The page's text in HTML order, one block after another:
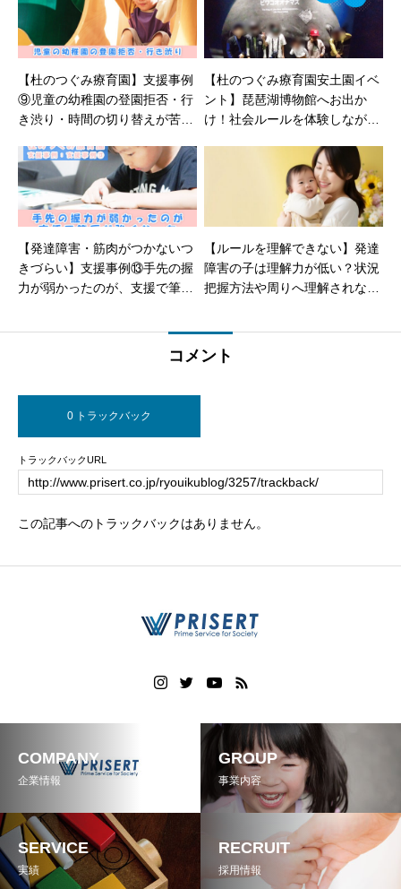
【杜のつぐみ療育園】支援事例
⑨児童の幼稚園の登園拒否・行
き渋り・時間の切り替えが苦手
発達障害・放課後等デイサービ
ス】
【杜のつぐみ療育園安土園イベ
ント】琵琶湖博物館へお出か
け！社会ルールを体験しながら
【発達障害・筋肉がつかないつ
きづらい】支援事例⑬手先の握
力が弱かったのが、支援で筆圧
【ルールを理解できない】発達
障害の子は理解力が低い？状況
把握方法や周りへ理解されない
コメント
0 トラックバック
トラックバックURL
この記事へのトラックバックはありません。
COMPANY
企業情報
GROUP
事業内容
SERVICE
実績
RECRUIT
採用情報